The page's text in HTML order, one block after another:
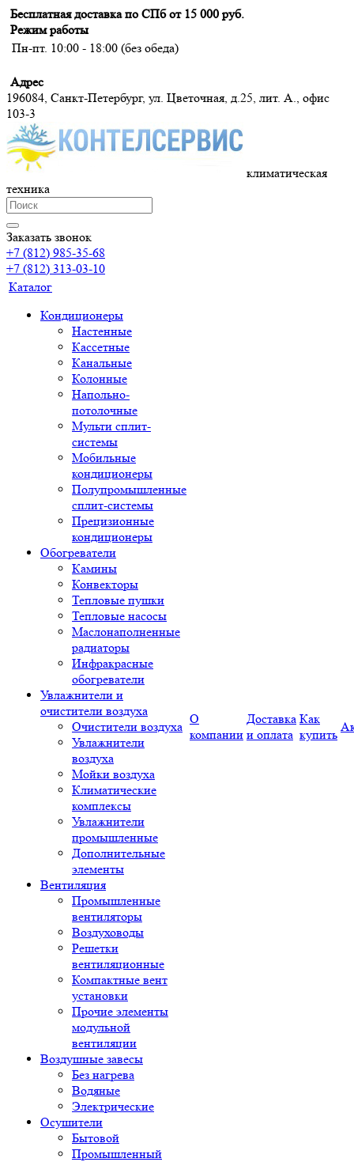
Бесплатная доставка по СПб от 15 000 руб.
Режим работы
Пн-пт. 10:00 - 18:00 (без обеда)
Адрес
196084, Санкт-Петербург, ул. Цветочная, д.25, лит. А., офис
103-3
климатическая
техника
Заказать звонок
+7 (812) 985-35-68
+7 (812) 313-03-10
Каталог
Кондиционеры
Настенные
Кассетные
Канальные
Колонные
Напольно-
потолочные
Мульти сплит-
системы
Мобильные
кондиционеры
Полупромышленные
сплит-системы
Прецизионные
кондиционеры
Обогреватели
Камины
Конвекторы
Тепловые пушки
Тепловые насосы
Маслонаполненные
радиаторы
Инфракрасные
обогреватели
Увлажнители и
очистители воздуха
Очистители воздуха
Увлажнители
воздуха
Мойки воздуха
Климатические
комплексы
Увлажнители
промышленные
Дополнительные
элементы
Вентиляция
Промышленные
вентиляторы
Воздуховоды
Решетки
вентиляционные
Компактные вент
установки
Прочие элементы
модульной
вентиляции
Воздушные завесы
Без нагрева
Водяные
Электрические
Осушители
Бытовой
Промышленный
О
компании
Доставка
и оплата
Как
купить